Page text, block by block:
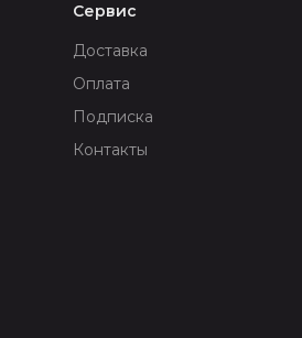
Сервис
Доставка
Оплата
Подписка
Контакты